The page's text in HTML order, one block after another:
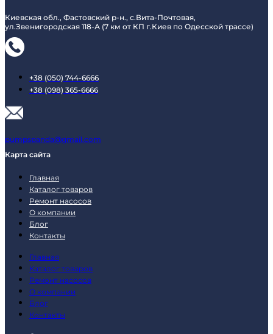
Киевская обл., Фастовский р-н., с.Вита-Почтовая,
ул.Звенигородская 118-А (7 км от КП г.Киев по Одесской трассе)
+38 (050) 744-6666
+38 (098) 365-6666
pumpspanda@gmail.com
Карта сайта
Главная
Каталог товаров
Ремонт насосов
О компании
Блог
Контакты
Главная
Каталог товаров
Ремонт насосов
О компании
Блог
Контакты